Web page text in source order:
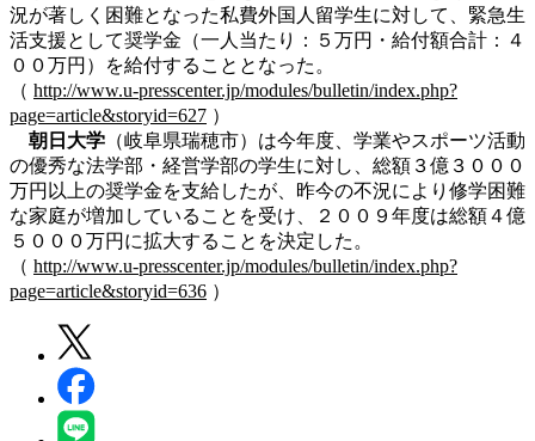
況が著しく困難となった私費外国人留学生に対して、緊急生
活支援として奨学金（一人当たり：５万円・給付額合計：４
００万円）を給付することとなった。
（ http://www.u-presscenter.jp/modules/bulletin/index.php?
page=article&storyid=627 ）
朝日大学 （岐阜県瑞穂市）は今年度、学業やスポーツ活動
の優秀な法学部・経営学部の学生に対し、総額３億３０００
万円以上の奨学金を支給したが、昨今の不況により修学困難
な家庭が増加していることを受け、２００９年度は総額４億
５０００万円に拡大することを決定した。
（ http://www.u-presscenter.jp/modules/bulletin/index.php?
page=article&storyid=636 ）